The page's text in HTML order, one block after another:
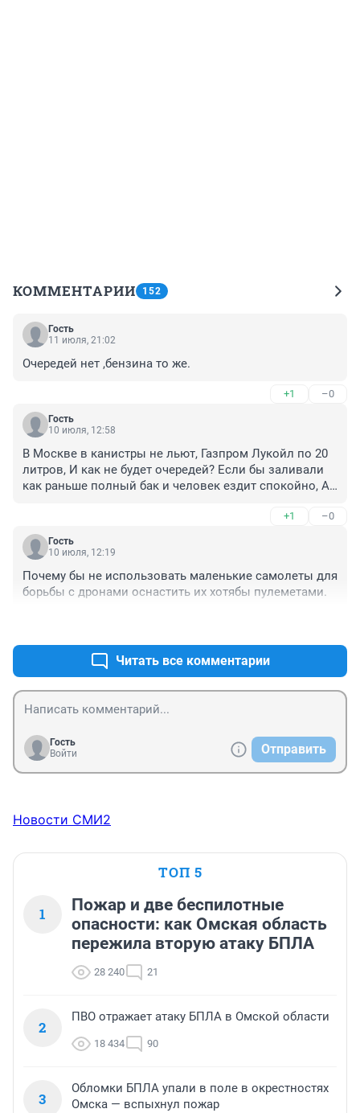
КОММЕНТАРИИ 152
Гость
11 июля, 21:02
Очередей нет ,бензина то же.
+1 –0
Гость
10 июля, 12:58
В Москве в канистры не льют, Газпром Лукойл по 20
литров, И как не будет очередей? Если бы заливали
как раньше полный бак и человек ездит спокойно, А
очереди, Там постоял 20 л залил дальше поехал
искать,
+1 –0
Гость
10 июля, 12:19
Почему бы не использовать маленькие самолеты для
борьбы с дронами оснастить их хотябы пулеметами.
Читать все комментарии
Гость
Войти
Отправить
Новости СМИ2
ТОП 5
1
Пожар и две беспилотные
опасности: как Омская область
пережила вторую атаку БПЛА
28 240 21
2
ПВО отражает атаку БПЛА в Омской области
18 434 90
3
Обломки БПЛА упали в поле в окрестностях
Омска — вспыхнул пожар